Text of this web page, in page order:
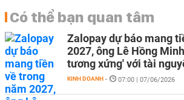
Có thể bạn quan tâm
Zalopay dự báo mang
2027, ông Lê Hồng
tương xứng' với tài
KINH DOANH - 07:00 | 07/06/2026